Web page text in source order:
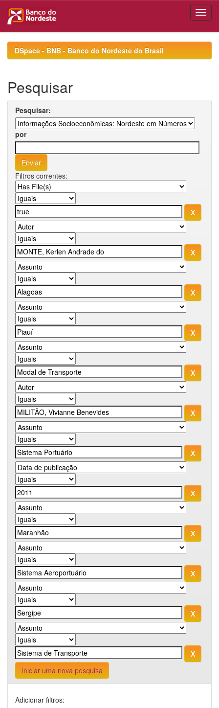
navigationDSpace - BNB - Banco do Nordeste do Brasil
Pesquisar
Pesquisar:
por
Filtros correntes:
Iniciar uma nova pesquisa
Adicionar filtros: